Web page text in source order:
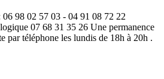
06 98 02 57 03 - 04 91 08 72 22
07 68 31 35 26 Une permanence
par téléphone les lundis de 18h à 20h .